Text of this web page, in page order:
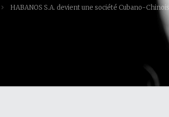
HABANOS S.A. devient une société Cubano-